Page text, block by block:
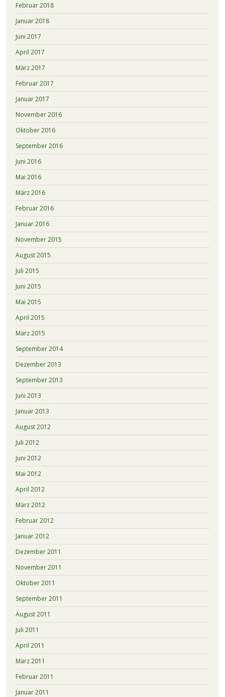
Februar 2018
Januar 2018
Juni 2017
April 2017
März 2017
Februar 2017
Januar 2017
November 2016
Oktober 2016
September 2016
Juni 2016
Mai 2016
März 2016
Februar 2016
Januar 2016
November 2015
August 2015
Juli 2015
Juni 2015
Mai 2015
April 2015
März 2015
September 2014
Dezember 2013
September 2013
Juni 2013
Januar 2013
August 2012
Juli 2012
Juni 2012
Mai 2012
April 2012
März 2012
Februar 2012
Januar 2012
Dezember 2011
November 2011
Oktober 2011
September 2011
August 2011
Juli 2011
April 2011
März 2011
Februar 2011
Januar 2011